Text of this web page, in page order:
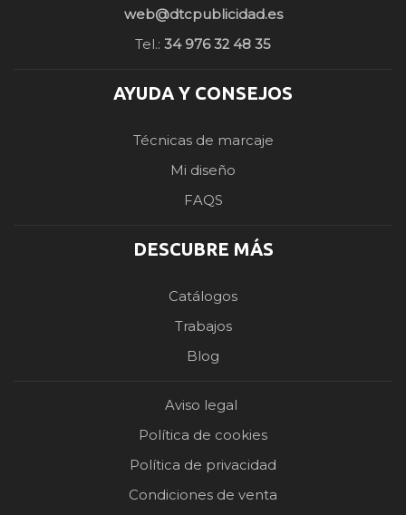
web@dtcpublicidad.es
Tel.: 34 976 32 48 35
AYUDA Y CONSEJOS
Técnicas de marcaje
Mi diseño
FAQS
DESCUBRE MÁS
Catálogos
Trabajos
Blog
Aviso legal
Política de cookies
Política de privacidad
Condiciones de venta